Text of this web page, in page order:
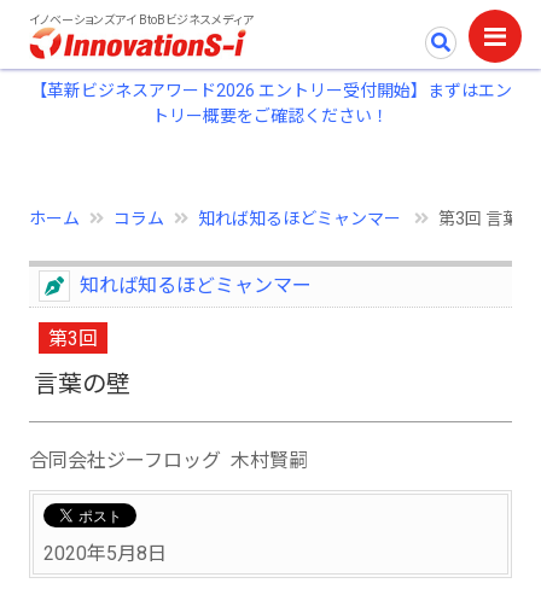
イノベーションズアイ BtoBビジネスメディア
【革新ビジネスアワード2026 エントリー受付開始】まずはエン
トリー概要をご確認ください！
ホーム コラム 知れば知るほどミャンマー 第3回 言葉の
知れば知るほどミャンマー
第3回
言葉の壁
合同会社ジーフロッグ 木村賢嗣
2020年5月8日